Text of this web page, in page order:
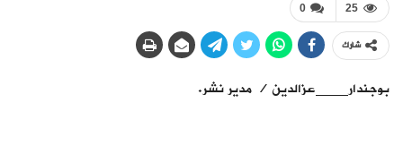
0 25
شارك
بوجندار____عزالدين / مدير نشر.